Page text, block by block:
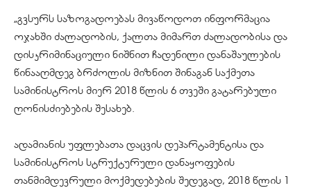
„გვსურს საზოგადოებას მივაწოდოთ ინფორმაცია
ოჯახში ძალადობის, ქალთა მიმართ ძალადობისა და
დისკრიმინაციული ნიშნით ჩადენილი დანაშაულების
წინააღმდეგ ბრძოლის მიზნით შინაგან საქმეთა
სამინისტროს მიერ 2018 წლის 6 თვეში გატარებული
ღონისძიებების შესახებ.
ადამიანის უფლებათა დაცვის დეპარტამენტისა და
სამინისტროს სტრუქტურული დანაყოფების
თანმიმდევრული მოქმედებების შედეგად, 2018 წლის 1